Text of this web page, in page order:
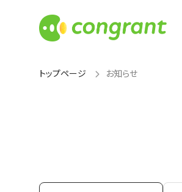
トップページ お知らせ